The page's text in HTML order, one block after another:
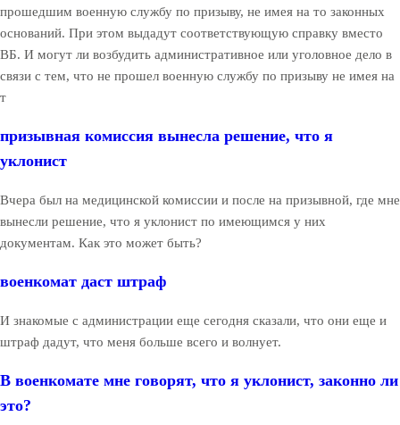
прошедшим военную службу по призыву, не имея на то законных
оснований. При этом выдадут соответствующую справку вместо
ВБ. И могут ли возбудить административное или уголовное дело в
связи с тем, что не прошел военную службу по призыву не имея на
т
призывная комиссия вынесла решение, что я
уклонист
Вчера был на медицинской комиссии и после на призывной, где мне
вынесли решение, что я уклонист по имеющимся у них
документам. Как это может быть?
военкомат даст штраф
И знакомые с администрации еще сегодня сказали, что они еще и
штраф дадут, что меня больше всего и волнует.
В военкомате мне говорят, что я уклонист, законно ли
это?